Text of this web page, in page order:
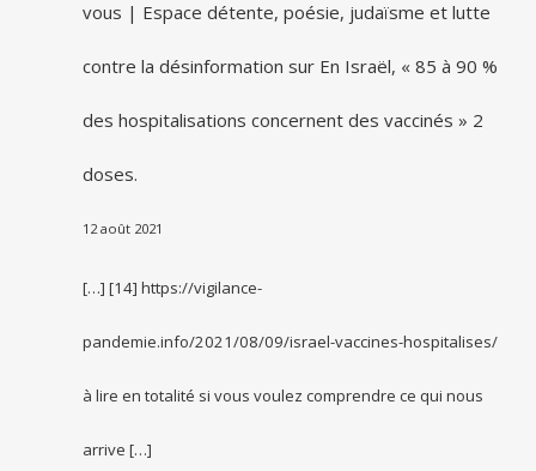
vous | Espace détente, poésie, judaïsme et lutte
contre la désinformation sur En Israël, « 85 à 90 %
des hospitalisations concernent des vaccinés » 2
doses.
12 août 2021
[…] [14] https://vigilance-
pandemie.info/2021/08/09/israel-vaccines-hospitalises/
à lire en totalité si vous voulez comprendre ce qui nous
arrive […]